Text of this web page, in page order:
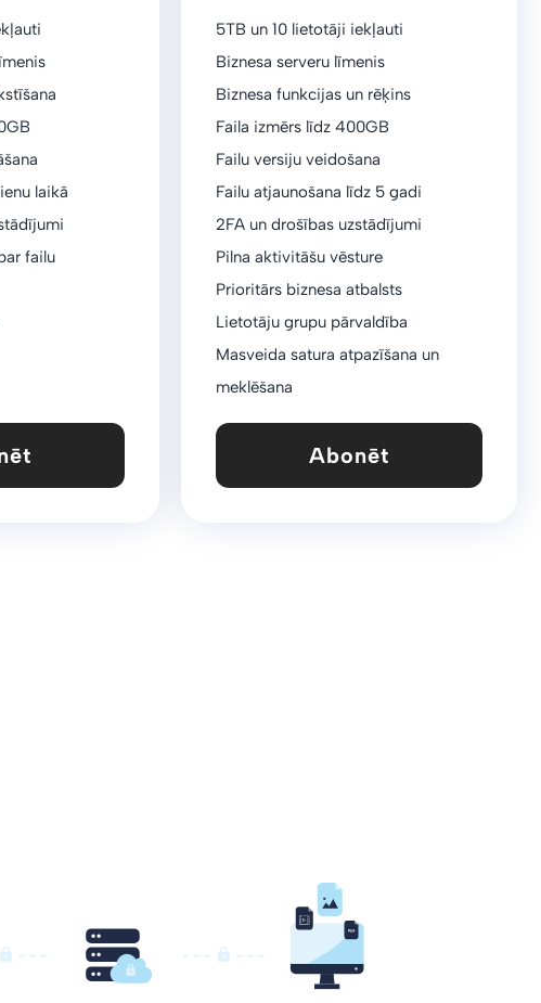
laikā
failu
5TB un 10 lietotāji iekļauti
Biznesa serveru līmenis
Biznesa funkcijas un rēķins
Faila izmērs līdz 400GB
Failu versiju veidošana
Failu atjaunošana līdz 5 gadi
2FA un drošības uzstādījumi
Pilna aktivitāšu vēsture
Prioritārs biznesa atbalsts
Lietotāju grupu pārvaldība
Masveida satura atpazīšana un
meklēšana
Abonēt